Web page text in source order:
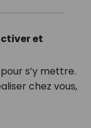
et
s’y mettre.
chez vous,